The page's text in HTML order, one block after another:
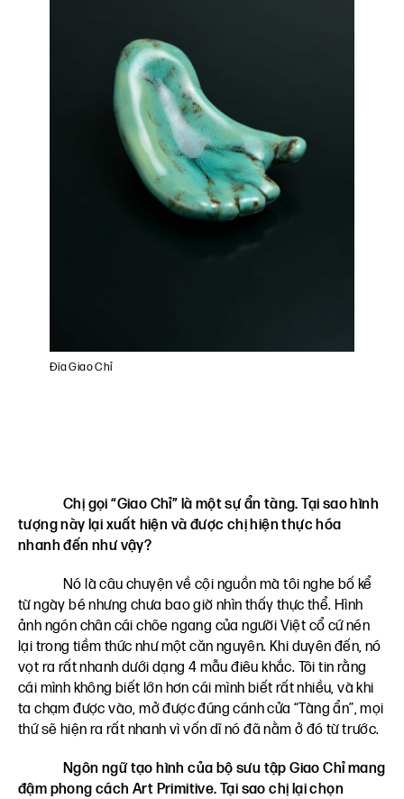
Đĩa Giao Chỉ
Chị gọi “Giao Chỉ” là một sự ẩn tàng. Tại sao hình
tượng này lại xuất hiện và được chị hiện thực hóa
nhanh đến như vậy?
Nó là câu chuyện về cội nguồn mà tôi nghe bố kể
từ ngày bé nhưng chưa bao giờ nhìn thấy thực thể. Hình
ảnh ngón chân cái chõe ngang của người Việt cổ cứ nén
lại trong tiềm thức như một căn nguyên. Khi duyên đến, nó
vọt ra rất nhanh dưới dạng 4 mẫu điêu khắc. Tôi tin rằng
cái mình không biết lớn hơn cái mình biết rất nhiều, và khi
ta chạm được vào, mở được đúng cánh cửa “Tàng ẩn”, mọi
thứ sẽ hiện ra rất nhanh vì vốn dĩ nó đã nằm ở đó từ trước.
Ngôn ngữ tạo hình của bộ sưu tập Giao Chỉ mang
đậm phong cách Art Primitive. Tại sao chị lại chọn